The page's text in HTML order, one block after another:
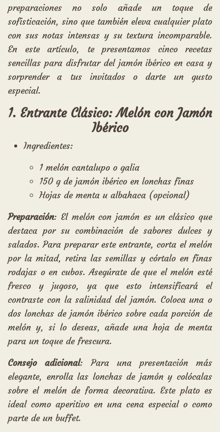
preparaciones no solo añade un toque de
sofisticación, sino que también eleva cualquier plato
con sus notas intensas y su textura incomparable.
En este artículo, te presentamos cinco recetas
sencillas para disfrutar del jamón ibérico en casa y
sorprender a tus invitados o darte un gusto
especial.
1. Entrante Clásico: Melón con Jamón
Ibérico
Ingredientes:
1 melón cantalupo o galia
150 g de jamón ibérico en lonchas finas
Hojas de menta u albahaca (opcional)
Preparación: El melón con jamón es un clásico que
destaca por su combinación de sabores dulces y
salados. Para preparar este entrante, corta el melón
por la mitad, retira las semillas y córtalo en finas
rodajas o en cubos. Asegúrate de que el melón esté
fresco y jugoso, ya que esto intensificará el
contraste con la salinidad del jamón. Coloca una o
dos lonchas de jamón ibérico sobre cada porción de
melón y, si lo deseas, añade una hoja de menta
para un toque de frescura.
Consejo adicional: Para una presentación más
elegante, enrolla las lonchas de jamón y colócalas
sobre el melón de forma decorativa. Este plato es
ideal como aperitivo en una cena especial o como
parte de un buffet.